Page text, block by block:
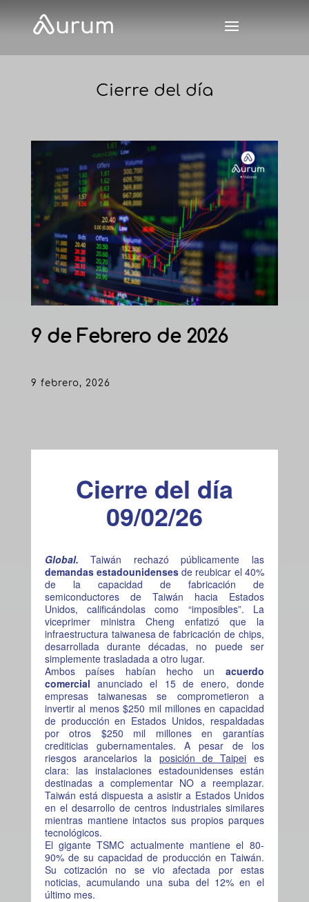
Cierre del día
9 de Febrero de 2026
9 febrero, 2026
Cierre del día
09/02/26
Global.Taiwán rechazó públicamente las
demandas estadounidenses de reubicar el 40%
de la capacidad de fabricación de
semiconductores de Taiwán hacia Estados
Unidos, calificándolas como “imposibles”. La
viceprimer ministra Cheng enfatizó que la
infraestructura taiwanesa de fabricación de chips,
desarrollada durante décadas, no puede ser
simplemente trasladada a otro lugar.
Ambos países habían hecho un acuerdo
comercialanunciado el 15 de enero, donde
empresas taiwanesas se comprometieron a
invertir al menos $250 mil millones en capacidad
de producción en Estados Unidos, respaldadas
por otros $250 mil millones en garantías
crediticias gubernamentales. A pesar de los
riesgos arancelarios la posición de Taipei es
clara: las instalaciones estadounidenses están
destinadas a complementar NO a reemplazar.
Taiwán está dispuesta a asistir a Estados Unidos
en el desarrollo de centros industriales similares
mientras mantiene intactos sus propios parques
tecnológicos.
El gigante TSMC actualmente mantiene el 80-
90% de su capacidad de producción en Taiwán.
Su cotización no se vio afectada por estas
noticias, acumulando una suba del 12% en el
último mes.